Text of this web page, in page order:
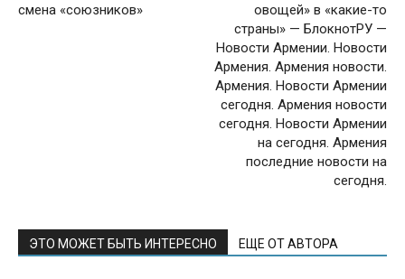
смена «союзников»
овощей» в «какие-то
страны» — БлокнотРУ —
Новости Армении. Новости
Армения. Армения новости.
Армения. Новости Армении
сегодня. Армения новости
сегодня. Новости Армении
на сегодня. Армения
последние новости на
сегодня.
ЭТО МОЖЕТ БЫТЬ ИНТЕРЕСНО ЕЩЕ ОТ АВТОРА